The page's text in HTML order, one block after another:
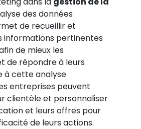
des données
de recueillir et
informations pertinentes
de mieux les
de répondre à leurs
à cette analyse
entreprises peuvent
clientèle et personnaliser
et leurs offres pour
de leurs actions.